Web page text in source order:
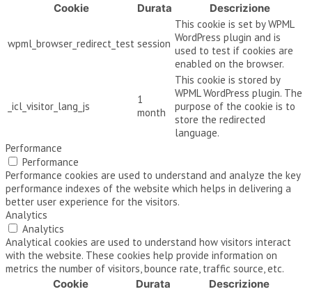
Cookie
Durata Descrizione
wpml_browser_redirect_test session
This cookie is set by WPML
WordPress plugin and is
used to test if cookies are
enabled on the browser.
_icl_visitor_lang_js
1
month
This cookie is stored by
WPML WordPress plugin. The
purpose of the cookie is to
store the redirected
language.
Performance
Performance
Performance cookies are used to understand and analyze the key
performance indexes of the website which helps in delivering a
better user experience for the visitors.
Analytics
Analytics
Analytical cookies are used to understand how visitors interact
with the website. These cookies help provide information on
metrics the number of visitors, bounce rate, traffic source, etc.
Cookie
Durata
Descrizione